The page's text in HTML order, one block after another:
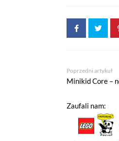
Poprzedni artykuł
Minikid Core –
Zaufali nam:
i